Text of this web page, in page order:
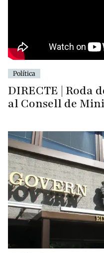
Política
DIRECTE | Roda
al Consell de